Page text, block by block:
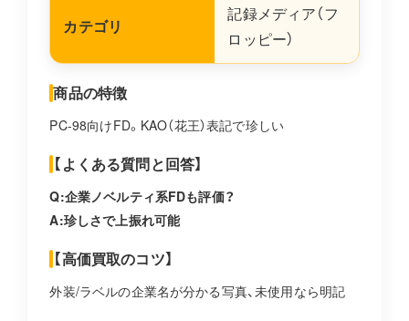
カテゴリ
記録メディア（フ
ロッピー）
商品の特徴
PC-98向けFD。KAO（花王）表記で珍しい
【よくある質問と回答】
Q:企業ノベルティ系FDも評価？
A:珍しさで上振れ可能
【高価買取のコツ】
外装/ラベルの企業名が分かる写真、未使用なら明記